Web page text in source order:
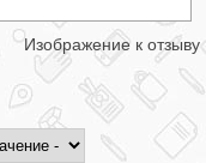
Изображение к отзыву